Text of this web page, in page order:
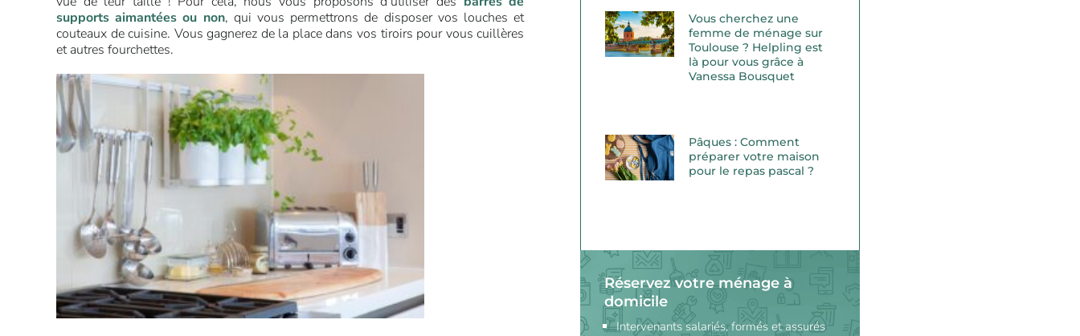
supports aimantées ou non, qui vous permettrons de disposer vos louches et
couteaux de cuisine. Vous gagnerez de la place dans vos tiroirs pour vous cuillères
et autres fourchettes.
Vous cherchez une
femme de ménage sur
Toulouse ? Helpling est
là pour vous grâce à
Vanessa Bousquet
Pâques : Comment
préparer votre maison
pour le repas pascal ?
Réservez votre ménage à
domicile
Intervenants salariés, formés et assurés